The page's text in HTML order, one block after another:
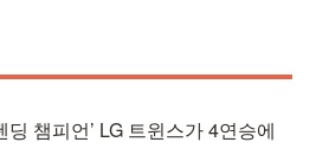
딩 챔피언’ LG 트윈스가 4연승에